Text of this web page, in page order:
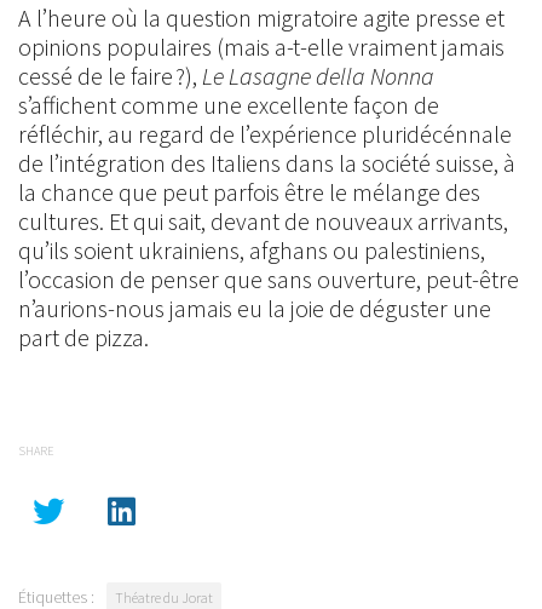
A l’heure où la question migratoire agite presse et
opinions populaires (mais a-t-elle vraiment jamais
cessé de le faire ?), Le Lasagne della Nonna
s’affichent comme une excellente façon de
réfléchir, au regard de l’expérience pluridécénnale
de l’intégration des Italiens dans la société suisse, à
la chance que peut parfois être le mélange des
cultures. Et qui sait, devant de nouveaux arrivants,
qu’ils soient ukrainiens, afghans ou palestiniens,
l’occasion de penser que sans ouverture, peut-être
n’aurions-nous jamais eu la joie de déguster une
part de pizza.
SHARE
Étiquettes : Théatre du Jorat